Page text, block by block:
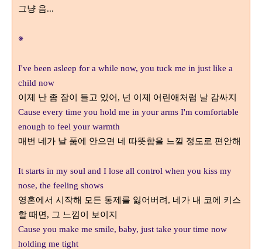
그냥 음...
※
I've been asleep for a while now, you tuck me in just like a
child now
이제 난 좀 잠이 들고 있어, 넌 이제 어린애처럼 날 감싸지
Cause every time you hold me in your arms I'm comfortable
enough to feel your warmth
매번 네가 날 품에 안으면 네 따뜻함을 느낄 정도로 편안해
It starts in my soul and I lose all control when you kiss my
nose, the feeling shows
영혼에서 시작해 모든 통제를 잃어버려, 네가 내 코에 키스
할 때면, 그 느낌이 보이지
Cause you make me smile, baby, just take your time now
holding me tight